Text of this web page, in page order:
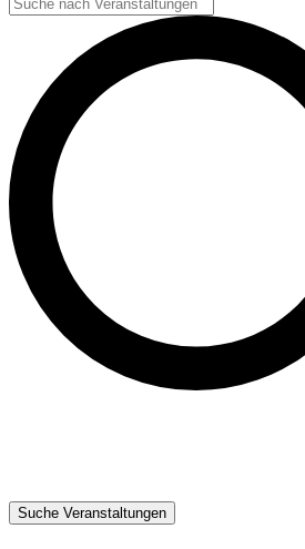
Suche Veranstaltungen